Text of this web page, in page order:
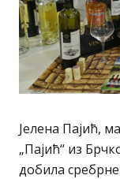
Јелена Пајић,
„Пајић“ из
добила